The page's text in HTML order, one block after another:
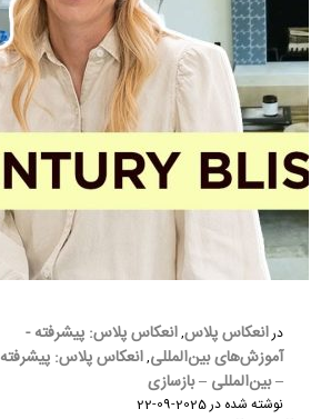
درانعکاس پلاس,انعکاس پلاس: پیشرفته -
آموزش‌های بین‌المللی,انعکاس پلاس: پیشرفته
– بین‌المللی – بازسازی
نوشته شده در2025-09-22